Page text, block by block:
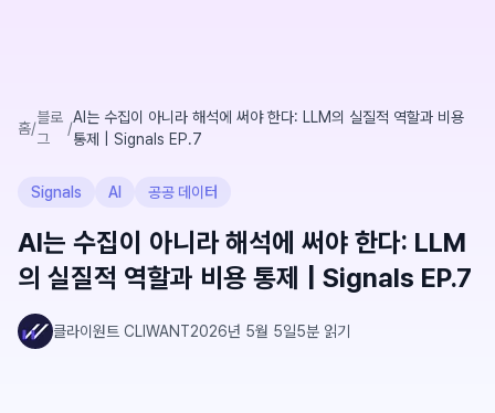
홈/
블로
그
/
AI는 수집이 아니라 해석에 써야 한다: LLM의 실질적 역할과 비용
통제 | Signals EP.7
Signals AI 공공 데이터
AI는 수집이 아니라 해석에 써야 한다: LLM
의 실질적 역할과 비용 통제 | Signals EP.7
클라이원트 CLIWANT2026년 5월 5일5분 읽기